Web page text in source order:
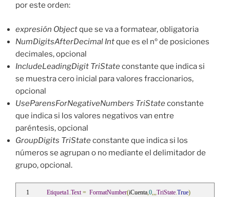
por este orden:
expresión Objectque se va a formatear, obligatoria
NumDigitsAfterDecimal Intque es el nº de posiciones
decimales, opcional
IncludeLeadingDigit TriStateconstante que indica si
se muestra cero inicial para valores fraccionarios,
opcional
UseParensForNegativeNumbers TriStateconstante
que indica si los valores negativos van entre
paréntesis, opcional
GroupDigits TriStateconstante que indica si los
números se agrupan o no mediante el delimitador de
grupo, opcional.
Etiqueta1.Text = FormatNumber(iCuenta,0,,,TriState.True)